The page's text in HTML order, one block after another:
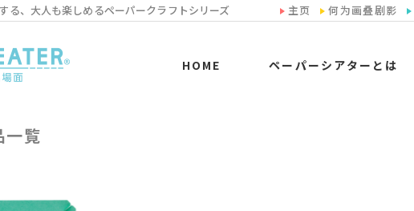
る、大人も楽しめるペーパークラフトシリーズ 主页 何为画叠剧影
HOME ペーパーシアターとは
一覧